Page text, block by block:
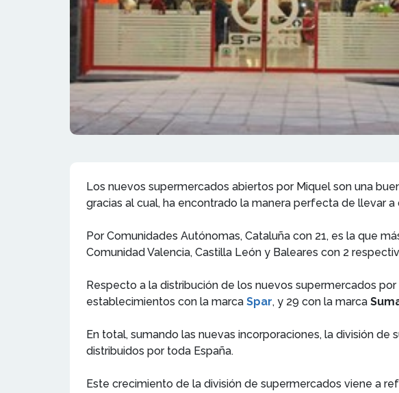
Los nuevos supermercados abiertos por Miquel son una
gracias al cual, ha encontrado la manera perfecta de llevar
Por Comunidades Autónomas, Cataluña con 21, es la que
Comunidad Valencia, Castilla León y Baleares con 2
Respecto a la distribución de los nuevos supermercados
establecimientos con la marca Spar, y 29 con la marca
En total, sumando las nuevas incorporaciones, la división
distribuidos por toda España.
Este crecimiento de la división de supermercados viene a